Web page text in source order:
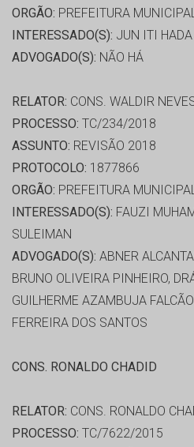
ORGÃO: PREFEITURA
INTERESSADO(S): JUN ITI HADA
ADVOGADO(S): NÃO HÁ
RELATOR: CONS. WALDIR
PROCESSO: TC/234/2018
ASSUNTO: REVISÃO 2018
PROTOCOLO: 1877866
ORGÃO: PREFEITURA
INTERESSADO(S): FAUZI
SULEIMAN
ADVOGADO(S): ABNER
BRUNO OLIVEIRA PINHEIRO,
GUILHERME AZAMBUJA
FERREIRA DOS SANTOS
CONS. RONALDO CHADID
RELATOR: CONS. RONALDO
PROCESSO: TC/7622/2015